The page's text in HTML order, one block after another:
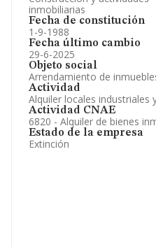
inmobiliarias
Fecha de constitución
1-9-1988
Fecha último cambio
29-6-2025
Objeto social
Arrendamiento de
Actividad
Alquiler locales industriales
Actividad CNAE
6820 - Alquiler de bienes
Estado de la empresa
Extinción